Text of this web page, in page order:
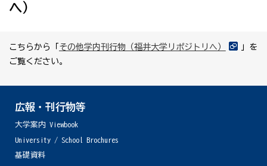
へ）
こちらから「 その他学内刊行物（福井大学リポジトリへ）
」を
ご覧ください。
広報・刊行物等
大学案内 Viewbook
University / School Brochures
基礎資料